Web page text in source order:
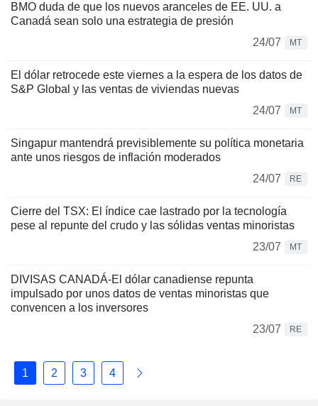
BMO duda de que los nuevos aranceles de EE. UU. a
Canadá sean solo una estrategia de presión
24/07
MT
El dólar retrocede este viernes a la espera de los datos de
S&P Global y las ventas de viviendas nuevas
24/07
MT
Singapur mantendrá previsiblemente su política monetaria
ante unos riesgos de inflación moderados
24/07
RE
Cierre del TSX: El índice cae lastrado por la tecnología
pese al repunte del crudo y las sólidas ventas minoristas
23/07
MT
DIVISAS CANADÁ-El dólar canadiense repunta
impulsado por unos datos de ventas minoristas que
convencen a los inversores
23/07
RE
1 2 3 4